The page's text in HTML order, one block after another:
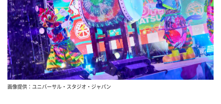
画像提供：ユニバーサル・スタジオ・ジャパン